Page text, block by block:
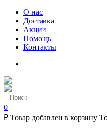
О нас
Доставка
Акции
Помощь
Контакты
0
₽ Товар добавлен в корзину